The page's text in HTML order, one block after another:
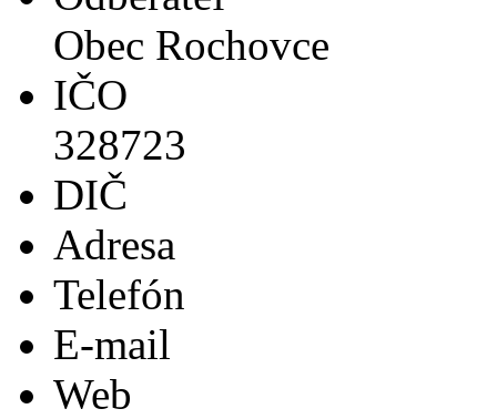
Obec Rochovce
IČO
328723
DIČ
Adresa
Telefón
E-mail
Web